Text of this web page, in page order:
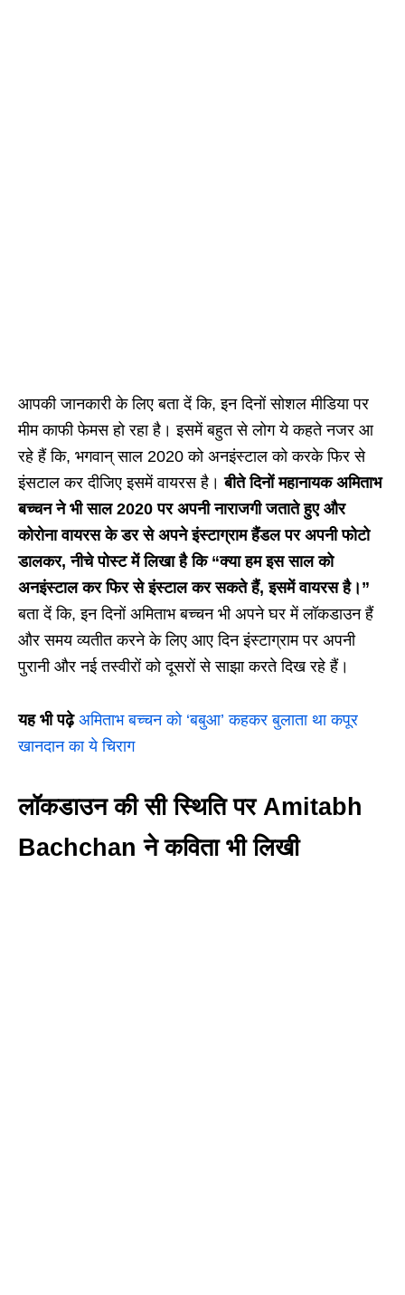
आपकी जानकारी के लिए बता दें कि, इन दिनों सोशल मीडिया पर
मीम काफी फेमस हो रहा है। इसमें बहुत से लोग ये कहते नजर आ
रहे हैं कि, भगवान् साल 2020 को अनइंस्टाल को करके फिर से
इंसटाल कर दीजिए इसमें वायरस है।बीते दिनों महानायक अमिताभ
बच्चन ने भी साल 2020 पर अपनी नाराजगी जताते हुए और
कोरोना वायरस के डर से अपने इंस्टाग्राम हैंडल पर अपनी फोटो
डालकर, नीचे पोस्ट में लिखा है कि “क्या हम इस साल को
अनइंस्टाल कर फिर से इंस्टाल कर सकते हैं, इसमें वायरस है।”
बता दें कि, इन दिनों अमिताभ बच्चन भी अपने घर में लॉकडाउन हैं
और समय व्यतीत करने के लिए आए दिन इंस्टाग्राम पर अपनी
पुरानी और नई तस्वीरों को दूसरों से साझा करते दिख रहे हैं।
यह भी पढ़े अमिताभ बच्चन को ‘बबुआ’ कहकर बुलाता था कपूर
खानदान का ये चिराग
लॉकडाउन की सी स्थिति पर Amitabh
Bachchan ने कविता भी लिखी